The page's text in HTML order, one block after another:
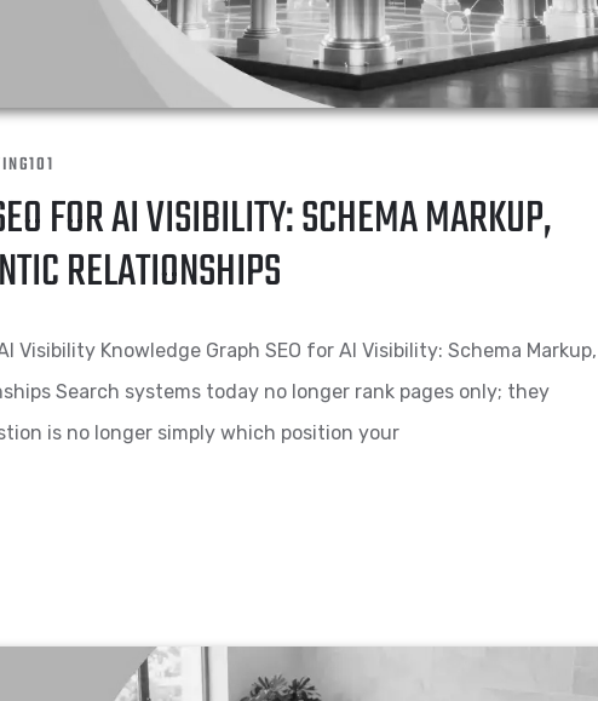
FOR AI VISIBILITY: SCHEMA MARKUP,
RELATIONSHIPS
Visibility Knowledge Graph SEO for AI Visibility: Schema Markup,
Search systems today no longer rank pages only; they
is no longer simply which position your